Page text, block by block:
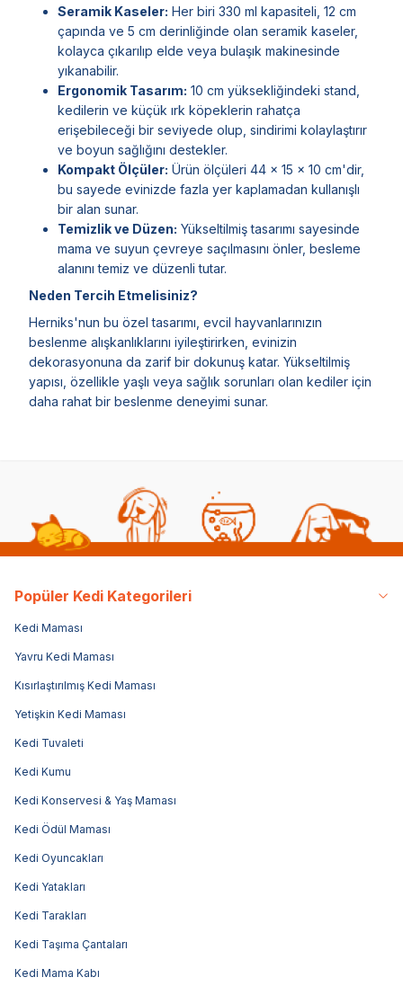
Seramik Kaseler: Her biri 330 ml kapasiteli, 12 cm
çapında ve 5 cm derinliğinde olan seramik kaseler,
kolayca çıkarılıp elde veya bulaşık makinesinde
yıkanabilir.
Ergonomik Tasarım: 10 cm yüksekliğindeki stand,
kedilerin ve küçük ırk köpeklerin rahatça
erişebileceği bir seviyede olup, sindirimi kolaylaştırır
ve boyun sağlığını destekler.
Kompakt Ölçüler: Ürün ölçüleri 44 x 15 x 10 cm'dir,
bu sayede evinizde fazla yer kaplamadan kullanışlı
bir alan sunar.
Temizlik ve Düzen: Yükseltilmiş tasarımı sayesinde
mama ve suyun çevreye saçılmasını önler, besleme
alanını temiz ve düzenli tutar.
Neden Tercih Etmelisiniz?
Herniks'nun bu özel tasarımı, evcil hayvanlarınızın
beslenme alışkanlıklarını iyileştirirken, evinizin
dekorasyonuna da zarif bir dokunuş katar. Yükseltilmiş
yapısı, özellikle yaşlı veya sağlık sorunları olan kediler için
daha rahat bir beslenme deneyimi sunar.
Popüler Kedi Kategorileri
Kedi Maması
Yavru Kedi Maması
Kısırlaştırılmış Kedi Maması
Yetişkin Kedi Maması
Kedi Tuvaleti
Kedi Kumu
Kedi Konservesi & Yaş Maması
Kedi Ödül Maması
Kedi Oyuncakları
Kedi Yatakları
Kedi Tarakları
Kedi Taşıma Çantaları
Kedi Mama Kabı